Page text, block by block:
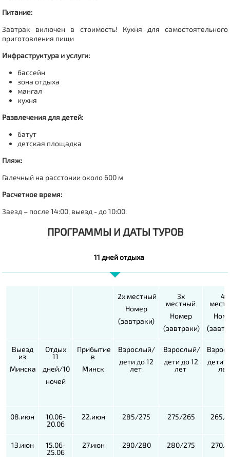
Питание:
Завтрак включен в стоимость! Кухня для самостоятельного
приготовления пищи
Инфраструктура и услуги:
бассейн
зона отдыха
мангал
кухня
Развлечения для детей:
батут
детская площадка
Пляж:
Галечный на расстонии около 600 м
Расчетное время:
Заезд – после 14:00, выезд - до 10:00.
ПРОГРАММЫ И ДАТЫ ТУРОВ
11 дней отдыха
2х местный
Номер
(завтраки)
3х
местный
Номер
(завтраки)
4х
Выезд
из
Минска
Отдых
11
дней/10
ночей
Прибытие
в
Минск
Взрослый/
дети до 12
лет
Взрослый/
дети до 12
лет
дети
лет
08.июн
10.06-
20.06
22.июн 285/275 275/265 265/
13.июн
15.06-
25.06
27.июн 290/280 280/275 270/